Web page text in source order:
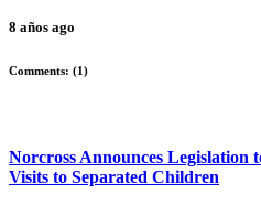
8 años ago
Comments: (1 )
Norcross Announces Legislation
Visits to Separated Children